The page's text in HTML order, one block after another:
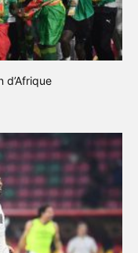
d’Afrique